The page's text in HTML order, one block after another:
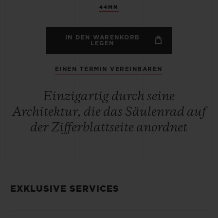
44MM
IN DEN WARENKORB
LEGEN
EINEN TERMIN VEREINBAREN
Einzigartig durch seine
Architektur, die das Säulenrad auf
der Zifferblattseite anordnet
EXKLUSIVE SERVICES